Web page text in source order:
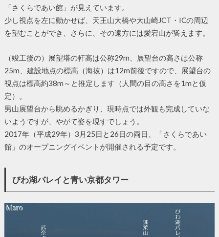
「さくらであい館」が見えています。
少し視点を左に動かせば、天王山大橋や大山崎JCT・ICの周辺
を望むことができ、さらに、その遠方には愛宕山が聳えます。
（竣工後の）展望塔の軒高は公称29m、展望台の高さは公称
25m、建設地点の標高（海抜）は12m前後ですので、展望台の
視点は標高約38m～と推定します（人間の目の高さを1mと仮
定）。
男山展望台から眺めるかぎり、現時点では外観も完成していな
いようですが、やがて姿を現すでしょう。
2017年（平成29年）3月25日と26日の両日、「さくらであい
館」のオープニングイベントが開催される予定です。
びわ湖バレイと青い京都タワー